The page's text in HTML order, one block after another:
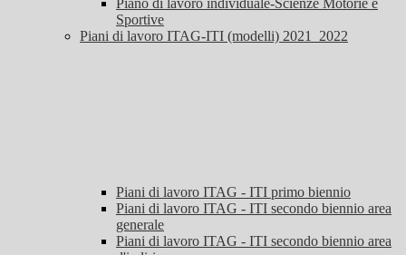
Piano di lavoro individuale-Scienze Motorie e
Sportive
Piani di lavoro ITAG-ITI (modelli) 2021_2022
Piani di lavoro ITAG - ITI primo biennio
Piani di lavoro ITAG - ITI secondo biennio area
generale
Piani di lavoro ITAG - ITI secondo biennio area